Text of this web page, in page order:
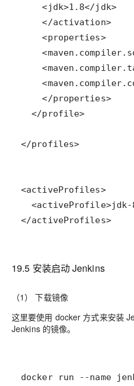
    <jdk>1.8</jdk>
    </activation>
    <properties>
    </properties>
<activeProfiles>
</activeProfiles>
19.5 安装启动 Jenkins
（1） 下载镜像
这里要使用 docker 方式来安装
Jenkins 的镜像。